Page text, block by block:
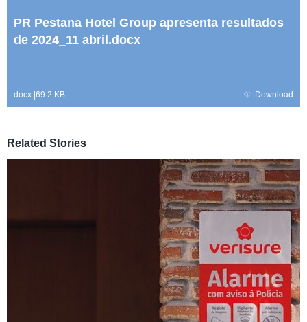
PR Pestana Hotel Group apresenta resultados
de 2024_11 abril.docx
docx 69.2 KB Download
Related Stories